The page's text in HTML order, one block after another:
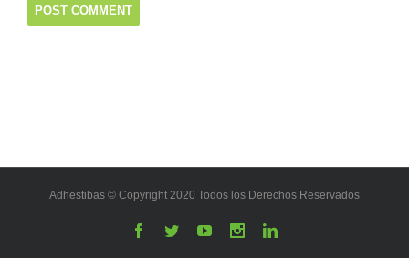
Adhestibas © Copyright 2020 Todos los Derechos Reservados